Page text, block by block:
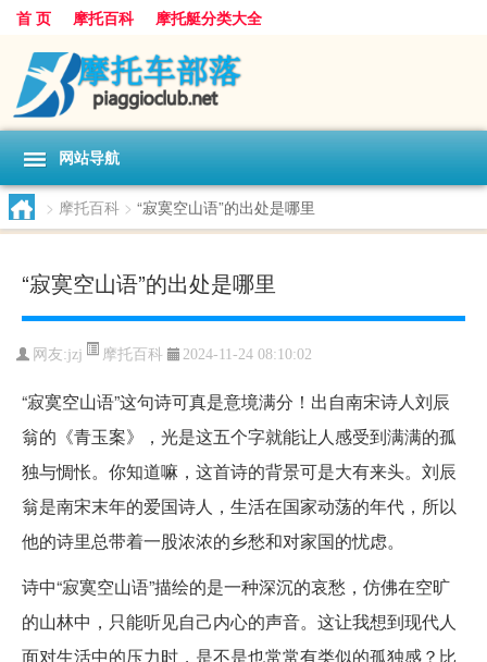
首 页 摩托百科 摩托艇分类大全
网站导航
> 摩托百科 > “寂寞空山语”的出处是哪里
“寂寞空山语”的出处是哪里
网友:jzj 摩托百科 2024-11-24 08:10:02
“寂寞空山语”这句诗可真是意境满分！出自南宋诗人刘辰
翁的《青玉案》，光是这五个字就能让人感受到满满的孤
独与惆怅。你知道嘛，这首诗的背景可是大有来头。刘辰
翁是南宋末年的爱国诗人，生活在国家动荡的年代，所以
他的诗里总带着一股浓浓的乡愁和对家国的忧虑。
诗中“寂寞空山语”描绘的是一种深沉的哀愁，仿佛在空旷
的山林中，只能听见自己内心的声音。这让我想到现代人
面对生活中的压力时，是不是也常常有类似的孤独感？比